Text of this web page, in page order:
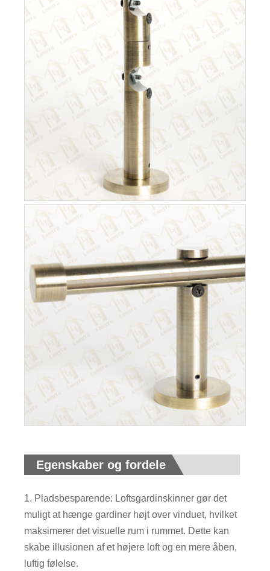
Egenskaber og fordele
1. Pladsbesparende: Loftsgardinskinner gør det
muligt at hænge gardiner højt over vinduet, hvilket
maksimerer det visuelle rum i rummet. Dette kan
skabe illusionen af ​​et højere loft og en mere åben,
luftig følelse.